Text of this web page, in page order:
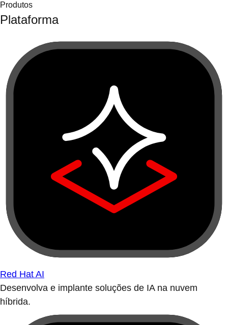
Produtos
Plataforma
Red Hat AI
Desenvolva e implante soluções de IA na nuvem
híbrida.